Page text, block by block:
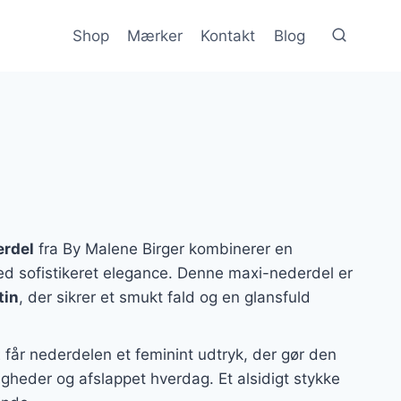
Shop Mærker Kontakt Blog
fra By Malene Birger kombinerer en
sofistikeret elegance. Denne maxi-nederdel er
, der sikrer et smukt fald og en glansfuld
får nederdelen et feminint udtryk, der gør den
og afslappet hverdag. Et alsidigt stykke